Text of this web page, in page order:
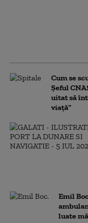
Cum se
Șeful
uitat să
viață”
Emil
luate